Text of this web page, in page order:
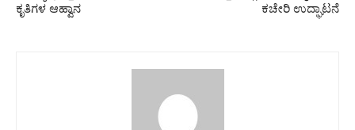
ಕೃತಿಗಳ ಆಹ್ವಾನ
ಕಚೇರಿ ಉದ್ಘಾಟನೆ